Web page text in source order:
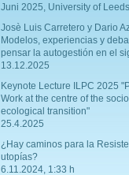
Juni 2025, University of Leeds
Josè Luis Carretero y Dario
Modelos, experiencias y
pensar la autogestión en el
13.12.2025
Keynote Lecture ILPC 2025
Work at the centre of the
ecological transition"
25.4.2025
¿Hay caminos para la
utopías?
6.11.2024, 1:33 h